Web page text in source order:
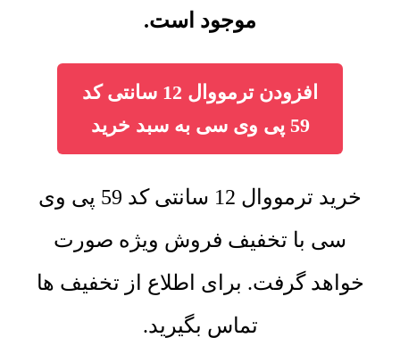
موجود است.
افزودن ترمووال 12 سانتی کد
59 پی وی سی به سبد خرید
خرید ترمووال 12 سانتی کد 59 پی وی
سی با تخفیف فروش ویژه صورت
خواهد گرفت. برای اطلاع از تخفیف ها
تماس بگیرید.